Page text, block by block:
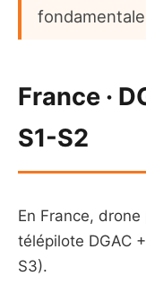
France ·
S1-S2
En France,
télépilote DGAC
S3).